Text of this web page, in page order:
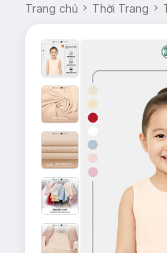
Trang chủ Thời Trang